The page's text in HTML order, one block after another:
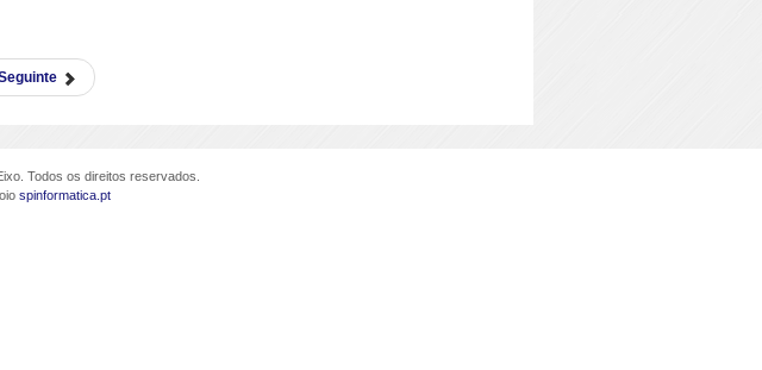
Todos os direitos reservados.
spinformatica.pt